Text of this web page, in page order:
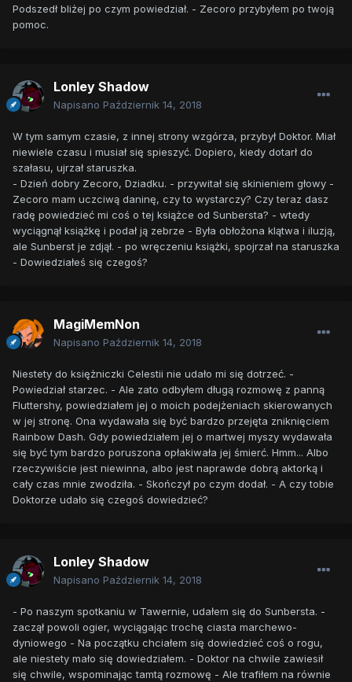
Podszedł bliżej po czym powiedział. - Zecoro przybyłem po twoją
pomoc.
Lonley Shadow
Napisano Październik 14, 2018
W tym samym czasie, z innej strony wzgórza, przybył Doktor. Miał
niewiele czasu i musiał się spieszyć. Dopiero, kiedy dotarł do
szałasu, ujrzał staruszka.
- Dzień dobry Zecoro, Dziadku. - przywitał się skinieniem głowy -
Zecoro mam uczciwą daninę, czy to wystarczy? Czy teraz dasz
radę powiedzieć mi coś o tej książce od Sunbersta? - wtedy
wyciągnął książkę i podał ją zebrze - Była obłożona klątwa i iluzją,
ale Sunberst je zdjął. - po wręczeniu książki, spojrzał na staruszka
- Dowiedziałeś się czegoś?
MagiMemNon
Napisano Październik 14, 2018
Niestety do księżniczki Celestii nie udało mi się dotrzeć. -
Powiedział starzec. - Ale zato odbyłem długą rozmowę z panną
Fluttershy, powiedziałem jej o moich podejżeniach skierowanych
w jej stronę. Ona wydawała się być bardzo przejęta zniknięciem
Rainbow Dash. Gdy powiedziałem jej o martwej myszy wydawała
się być tym bardzo poruszona opłakiwała jej śmierć. Hmm... Albo
rzeczywiście jest niewinna, albo jest naprawde dobrą aktorką i
cały czas mnie zwodziła. - Skończył po czym dodał. - A czy tobie
Doktorze udało się czegoś dowiedzieć?
Lonley Shadow
Napisano Październik 14, 2018
- Po naszym spotkaniu w Tawernie, udałem się do Sunbersta. -
zaczął powoli ogier, wyciągając trochę ciasta marchewo-
dyniowego - Na początku chciałem się dowiedzieć coś o rogu,
ale niestety mało się dowiedziałem. - Doktor na chwile zawiesił
się chwile, wspominając tamtą rozmowę - Ale trafiłem na równie